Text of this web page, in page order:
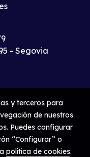
- Segovia
y terceros para
de nuestros
Puedes configurar
“Configurar” o
política de cookies.